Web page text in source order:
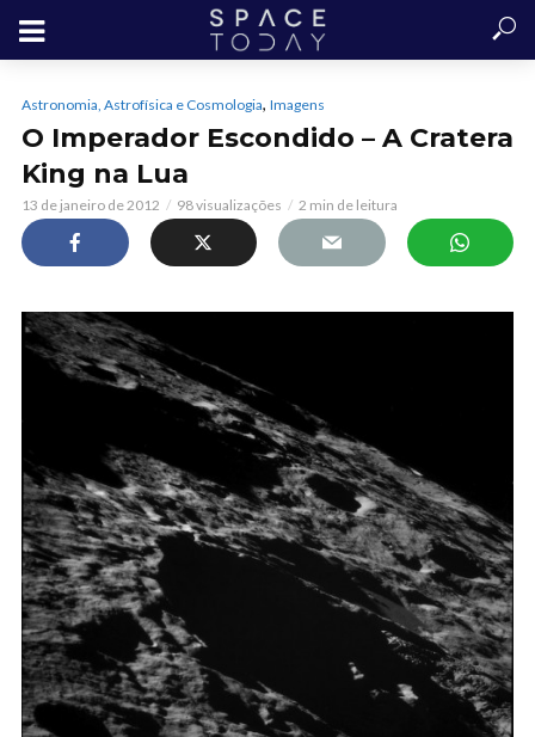
Astronomia, Astrofísica e Cosmologia, Imagens
O Imperador Escondido – A Cratera
King na Lua
13 de janeiro de 2012 98 visualizações 2 min de leitura